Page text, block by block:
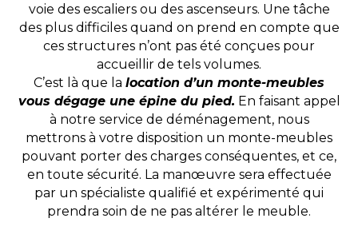
voie des escaliers ou des ascenseurs. Une tâche
des plus difficiles quand on prend en compte que
ces structures n’ont pas été conçues pour
accueillir de tels volumes.
C’est là que la location d’un monte-meubles
vous dégage une épine du pied. En faisant appel
à notre service de déménagement, nous
mettrons à votre disposition un monte-meubles
pouvant porter des charges conséquentes, et ce,
en toute sécurité. La manœuvre sera effectuée
par un spécialiste qualifié et expérimenté qui
prendra soin de ne pas altérer le meuble.